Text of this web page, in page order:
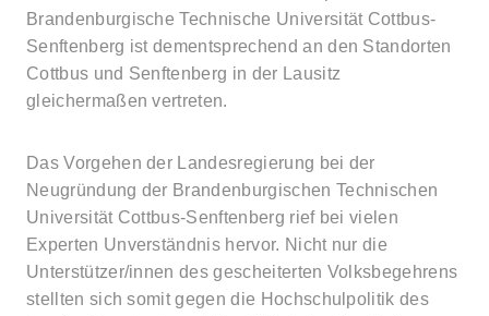
Brandenburgische Technische Universität Cottbus-
Senftenberg ist dementsprechend an den Standorten
Cottbus und Senftenberg in der Lausitz
gleichermaßen vertreten.
Das Vorgehen der Landesregierung bei der
Neugründung der Brandenburgischen Technischen
Universität Cottbus-Senftenberg rief bei vielen
Experten Unverständnis hervor. Nicht nur die
Unterstützer/innen des gescheiterten Volksbegehrens
stellten sich somit gegen die Hochschulpolitik des